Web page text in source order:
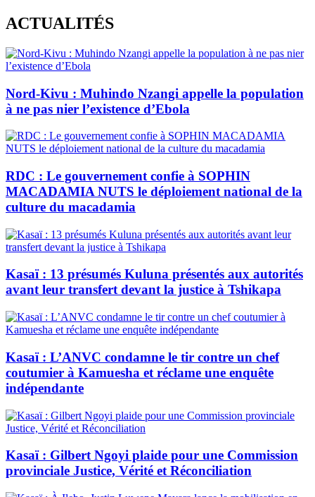
Skip
to
content
ACTUALITÉS
Nord-Kivu : Muhindo Nzangi appelle la population
à ne pas nier l’existence d’Ebola
RDC : Le gouvernement confie à SOPHIN
MACADAMIA NUTS le déploiement national de la
culture du macadamia
Kasaï : 13 présumés Kuluna présentés aux autorités
avant leur transfert devant la justice à Tshikapa
Kasaï : L’ANVC condamne le tir contre un chef
coutumier à Kamuesha et réclame une enquête
indépendante
Kasaï : Gilbert Ngoyi plaide pour une Commission
provinciale Justice, Vérité et Réconciliation